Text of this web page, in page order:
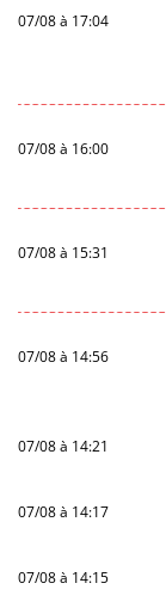
07/08 à 17:04
07/08 à 16:00
07/08 à 15:31
07/08 à 14:56
07/08 à 14:21
07/08 à 14:17
07/08 à 14:15